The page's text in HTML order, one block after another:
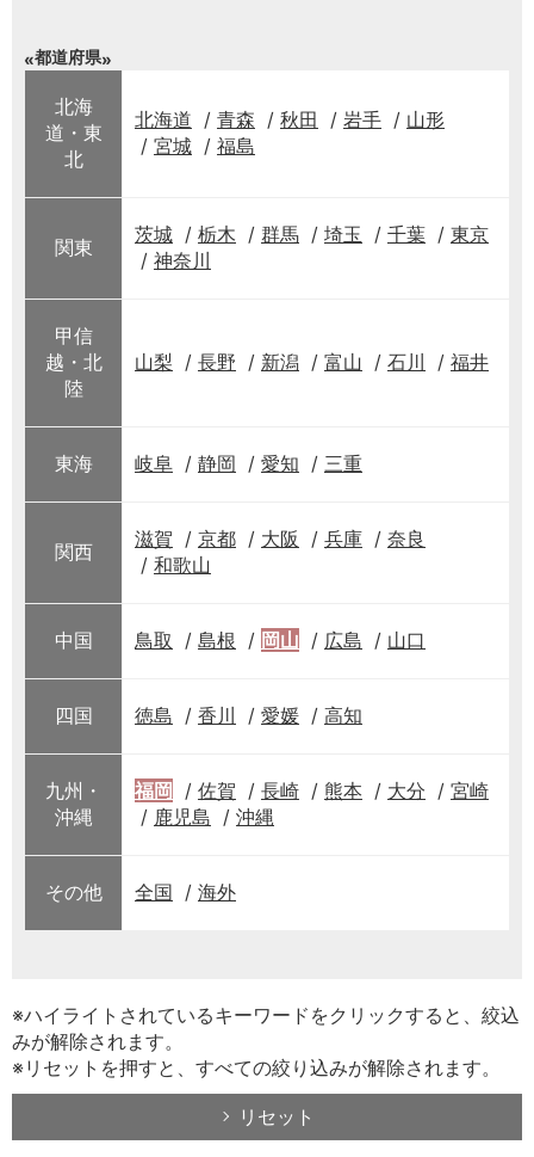
都道府県
北海
道・東
北
北海道 青森 秋田 岩手
山形
宮城
福島
関東
茨城 栃木 群馬 埼玉 千葉
東京
神奈川
甲信
越・北
陸
山梨 長野 新潟 富山 石川 福井
東海 岐阜 静岡 愛知 三重
関西
滋賀 京都 大阪 兵庫
奈良
和歌山
中国 鳥取 島根 岡山 広島 山口
四国 徳島 香川 愛媛 高知
九州・
沖縄
福岡 佐賀 長崎 熊本 大分
宮崎
鹿児島
沖縄
その他 全国 海外
※ハイライトされているキーワードをクリックすると、絞込
みが解除されます。
※リセットを押すと、すべての絞り込みが解除されます。
リセット